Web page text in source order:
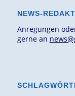
NEWS-
Anregungen
gerne an